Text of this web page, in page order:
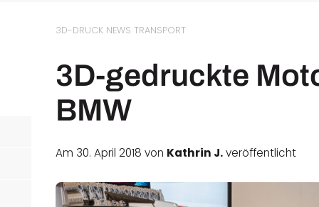
3D-DRUCK NEWS TRANSPORT
3D-gedruckte
BMW
Am 30. April 2018 von Kathrin J.veröffentlicht